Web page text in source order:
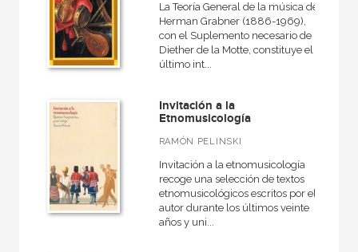
La Teoría General de la música de
Herman Grabner (1886-1969),
con el Suplemento necesario de
Diether de la Motte, constituye el
último int...
Invitación a la
Etnomusicología
RAMÓN PELINSKI
Invitación a la etnomusicología
recoge una selección de textos
etnomusicológicos escritos por el
autor durante los últimos veinte
años y uni...